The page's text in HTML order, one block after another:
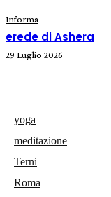
Informa
erede di Ashera
29 Luglio 2026
yoga
meditazione
Terni
Roma